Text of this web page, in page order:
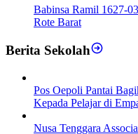
Babinsa Ramil 1627-
Rote Barat
Berita Sekolah
Pos Oepoli Pantai
Kepada Pelajar di
Nusa Tenggara